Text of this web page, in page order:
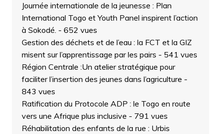
Journée internationale de la jeunesse : Plan
International Togo et Youth Panel inspirent l’action
à Sokodé. - 652 vues
Gestion des déchets et de l’eau : la FCT et la GIZ
misent sur l’apprentissage par les pairs - 541 vues
Région Centrale :Un atelier stratégique pour
faciliter l’insertion des jeunes dans l’agriculture -
843 vues
Ratification du Protocole ADP : le Togo en route
vers une Afrique plus inclusive - 791 vues
Réhabilitation des enfants de la rue : Urbis